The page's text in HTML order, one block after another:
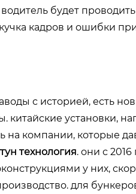
будет
кадров и ошибки
с историей, есть
китайские установки,
на компании, которые
технология. они с
у них,
для